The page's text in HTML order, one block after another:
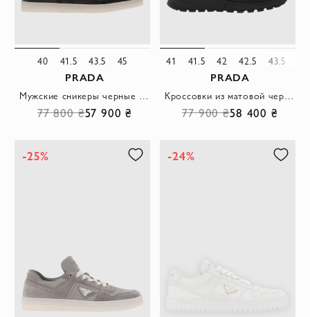
40 41.5 43.5 45
PRADA
Мужские сникеры черные из натуральной кожи с логотипом
77 800 ₴57 900 ₴
41 41.5 42 42.5 43.5
PRADA
Кроссовки из матовой черной кожи мужские
77 900 ₴58 400 ₴
-25% -24%